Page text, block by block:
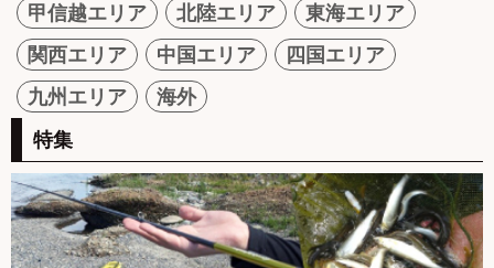
甲信越エリア
北陸エリア
東海エリア
関西エリア
中国エリア
四国エリア
九州エリア
海外
特集